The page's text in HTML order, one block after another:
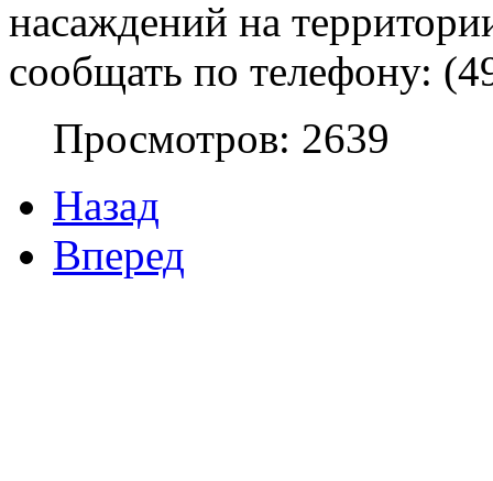
насаждений на
сообщать по телефону:
Просмотров: 2639
Назад
Вперед